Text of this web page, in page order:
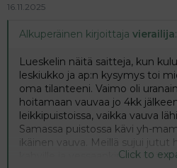
16.11.2025
Alkuperäinen kirjoittaja vierailija:
Lueskelin näitä saitteja, kun
leskiukko ja ap:n kysymys toi
oma tilanteeni. Vaimo oli
hoitamaan vauvaa jo 4kk
leikkipuistoissa, vaikka vauva
Samassa puistossa kävi yh-
ikäinen vauva. Meillä sujui jutut
kahville ja vessaankin piti
Click to